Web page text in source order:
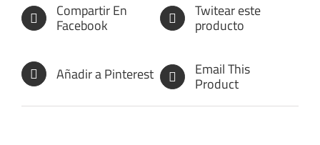
Compartir En
Facebook
Twitear este
producto
Añadir a Pinterest Email This
Product